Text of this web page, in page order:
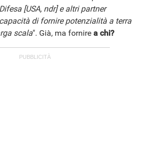
[USA, ndr] e altri partner
di fornire potenzialità a terra
scala". Già, ma fornire a chi?